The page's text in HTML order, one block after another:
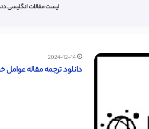
لیست مقالات انگلیسی
2024-12-14
دانلود ترجمه مقاله عوامل